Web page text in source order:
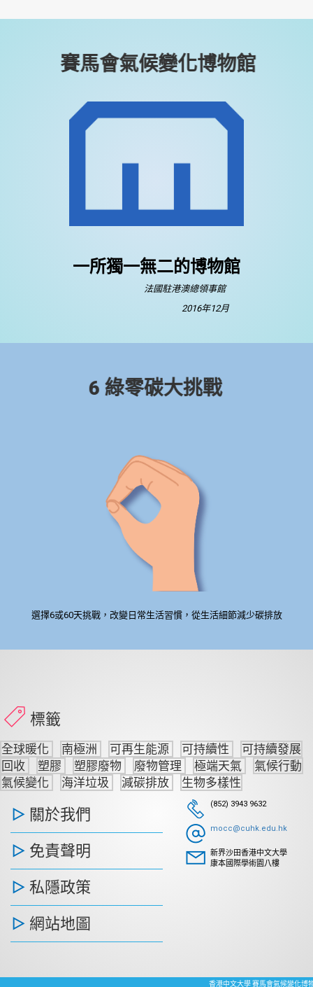
賽馬會氣候變化博物館
一所獨一無二的博物館
法國駐港澳總領事館
2016年12月
6 綠零碳大挑戰
選擇6或60天挑戰，改變日常生活習慣，從生活細節減少碳排放
標籤
全球暖化 南極洲 可再生能源 可持續性
可持續發展
回收
塑膠 塑膠廢物 廢物管理 極端天氣
氣候行動
氣候變化
海洋垃圾 減碳排放 生物多樣性
關於我們
免責聲明
私隱政策
網站地圖
(852) 3943 9632
mocc@cuhk.edu.hk
新界沙田香港中文大學
康本國際學術園八樓
香港中文大學 賽馬會氣候變化博